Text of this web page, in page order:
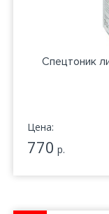
Спецтоник
Цена:
770 р.